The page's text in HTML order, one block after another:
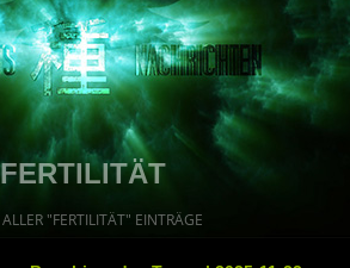
FERTILITÄT
ALLER "FERTILITÄT" EINTRÄGE